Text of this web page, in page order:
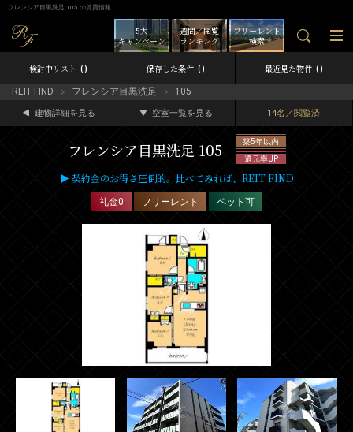
フレンシア目黒洗足 105 の賃貸情報
フリーレント
検索
週間／閲覧
ランキング
5大
キャンペーン
検討中リスト 0 保存した条件 0 最近見た物件 0
REIT FIND フレンシア目黒洗足 105
建物詳細を見る 空室一覧を見る 14名／閲覧済
フレンシア目黒洗足 105
築5年以内
還元率UP
▶ 契約金のお得さ圧倒的。比べてみれば、REIT FIND
礼金0 フリーレント ペット可